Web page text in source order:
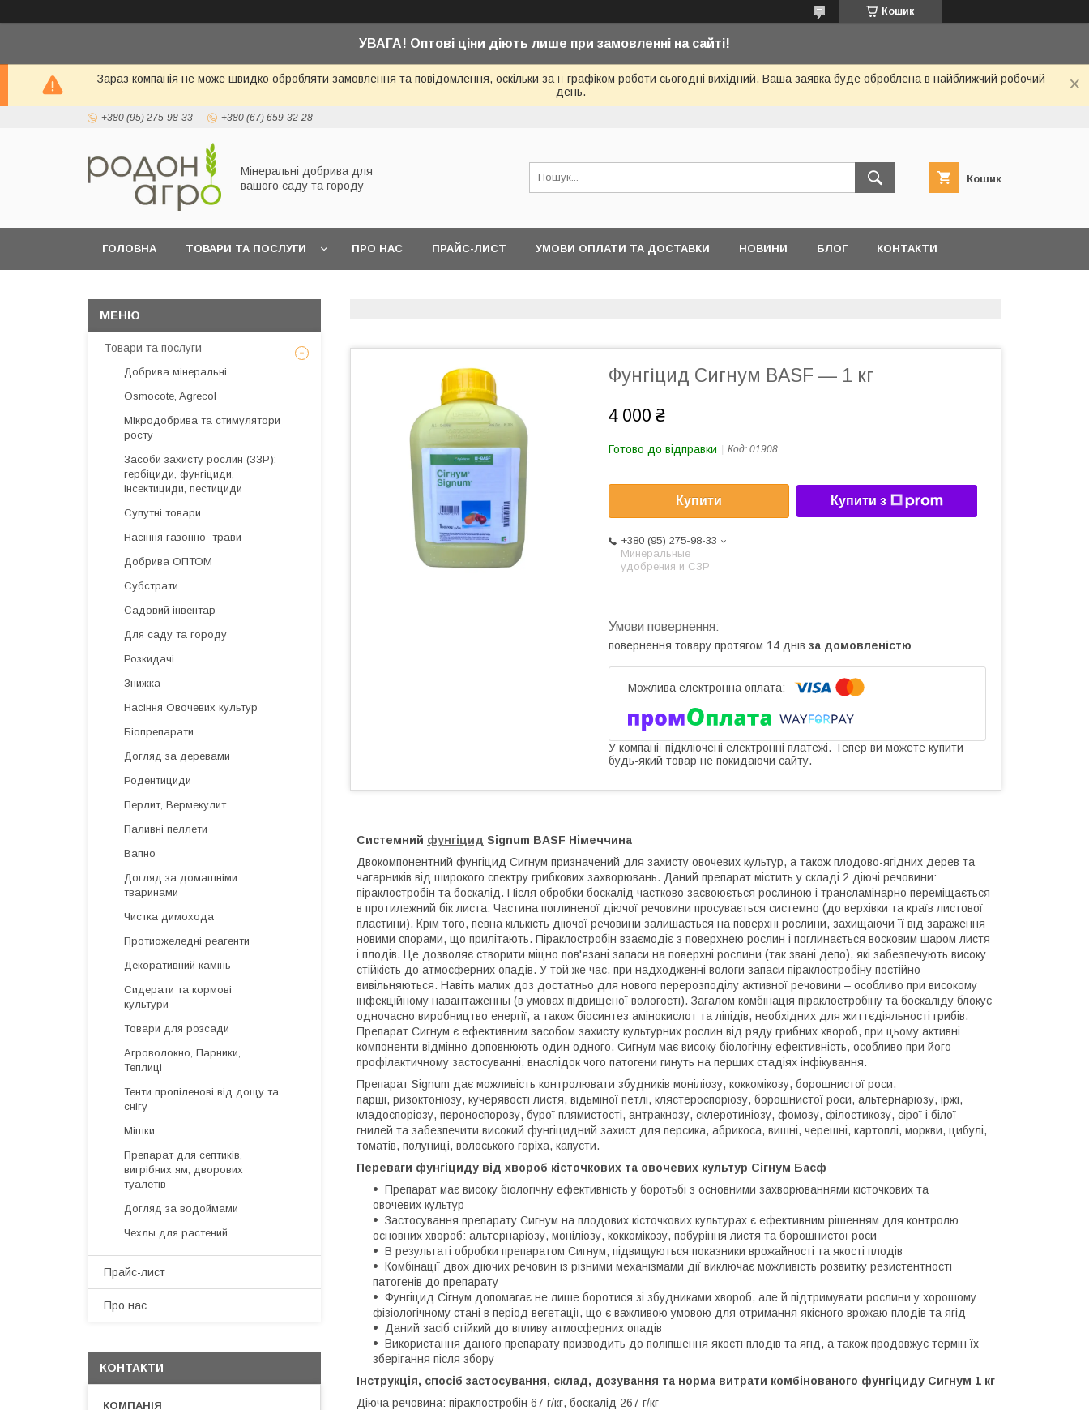
Кошик
УВАГА! Оптові ціни діють лише при замовленні на сайті!
Зараз компанія не може швидко обробляти замовлення та повідомлення, оскільки за її графіком роботи сьогодні вихідний. Ваша заявка буде оброблена в найближчий робочий
день.
+380 (95) 275-98-33 +380 (67) 659-32-28
Мінеральні добрива для
вашого саду та городу
Кошик
ГОЛОВНА ТОВАРИ ТА ПОСЛУГИ ПРО НАС ПРАЙС-ЛИСТ УМОВИ ОПЛАТИ ТА ДОСТАВКИ НОВИНИ БЛОГ КОНТАКТИ
Фунгіцид Сигнум BASF — 1 кг
4 000 ₴
Готово до відправки Код: 01908
Купити Купити з
+380 (95) 275-98-33
Минеральные
удобрения и СЗР
повернення товару протягом 14 днів за домовленістю
У компанії підключені електронні платежі. Тепер ви можете купити
будь-який товар не покидаючи сайту.
Системний фунгіцид Signum BASF Німеччина
Двокомпонентний фунгіцид Сигнум призначений для захисту овочевих культур, а також плодово-ягідних дерев та
чагарників від широкого спектру грибкових захворювань. Даний препарат містить у складі 2 діючі речовини:
піраклостробін та боскалід. Після обробки боскалід частково засвоюється рослиною і трансламінарно переміщається
в протилежний бік листа. Частина поглиненої діючої речовини просувається системно (до верхівки та країв листової
пластини). Крім того, певна кількість діючої речовини залишається на поверхні рослини, захищаючи її від зараження
новими спорами, що прилітають. Піраклостробін взаємодіє з поверхнею рослин і поглинається восковим шаром листя
і плодів. Це дозволяє створити міцно пов'язані запаси на поверхні рослини (так звані депо), які забезпечують високу
стійкість до атмосферних опадів. У той же час, при надходженні вологи запаси піраклостробіну постійно
вивільняються. Навіть малих доз достатньо для нового перерозподілу активної речовини – особливо при високому
інфекційному навантаженны (в умовах підвищеної вологості). Загалом комбінація піраклостробіну та боскаліду блокує
одночасно виробництво енергії, а також біосинтез амінокислот та ліпідів, необхідних для життєдіяльності грибів.
Препарат Сигнум є ефективним засобом захисту культурних рослин від ряду грибних хвороб, при цьому активні
компоненти відмінно доповнюють один одного. Сигнум має високу біологічну ефективність, особливо при його
профілактичному застосуванні, внаслідок чого патогени гинуть на перших стадіях інфікування.
Препарат Signum дає можливість контролювати збудників моніліозу, коккомікозу, борошнистої роси,
парші, ризоктоніозу, кучерявості листя, відьміної петлі, клястероспоріозу, борошнистої роси, альтернаріозу, іржі,
кладоспоріозу, пероноспорозу, бурої плямистості, антракнозу, склеротиніозу, фомозу, філостикозу, сірої і білої
гнилей та забезпечити високий фунгіцидний захист для персика, абрикоса, вишні, черешні, картоплі, моркви, цибулі,
томатів, полуниці, волоського горіха, капусти.
Переваги фунгіциду від хвороб кісточкових та овочевих культур Сігнум Басф
Препарат має високу біологічну ефективність у боротьбі з основними захворюваннями кісточкових та
овочевих культур
Застосування препарату Сигнум на плодових кісточкових культурах є ефективним рішенням для контролю
основних хвороб: альтернаріозу, моніліозу, коккомікозу, побуріння листя та борошнистої роси
В результаті обробки препаратом Сигнум, підвищуються показники врожайності та якості плодів
Комбінації двох діючих речовин із різними механізмами дії виключає можливість розвитку резистентності
патогенів до препарату
Фунгіцид Сігнум допомагає не лише боротися зі збудниками хвороб, але й підтримувати рослини у хорошому
фізіологічному стані в період вегетації, що є важливою умовою для отримання якісного врожаю плодів та ягід
Даний засіб стійкий до впливу атмосферних опадів
Використання даного препарату призводить до поліпшення якості плодів та ягід, а також продовжує термін їх
зберігання після збору
Інструкція, спосіб застосування, склад, дозування та норма витрати комбінованого фунгіциду Сигнум 1 кг
Діюча речовина: піраклостробін 67 г/кг, боскалід 267 г/кг
Товари та послуги
Добрива мінеральні
Osmocote, Agrecol
Мікродобрива та стимулятори
росту
Засоби захисту рослин (ЗЗР):
гербіциди, фунгіциди,
інсектициди, пестициди
Супутні товари
Насіння газонної трави
Добрива ОПТОМ
Субстрати
Садовий інвентар
Для саду та городу
Розкидачі
Знижка
Насіння Овочевих культур
Біопрепарати
Догляд за деревами
Родентициди
Перлит, Вермекулит
Паливні пеллети
Вапно
Догляд за домашніми
тваринами
Чистка димохода
Протиожеледні реагенти
Декоративний камінь
Сидерати та кормові
культури
Товари для розсади
Агроволокно, Парники,
Теплиці
Тенти пропіленові від дощу та
снігу
Мішки
Препарат для септиків,
вигрібних ям, дворових
туалетів
Догляд за водоймами
Чехлы для растений
Прайс-лист
Про нас
КОНТАКТИ